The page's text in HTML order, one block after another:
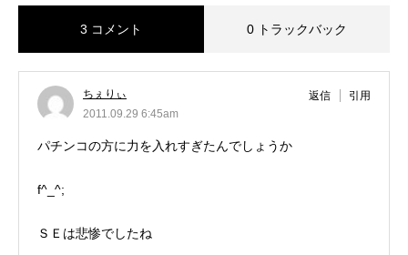
3 コメント 0 トラックバック
ちぇりぃ
2011.09.29 6:45am
返信 引用
パチンコの方に力を入れすぎたんでしょうか
f^_^;
ＳＥは悲惨でしたね